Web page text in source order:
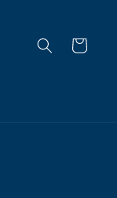
Carrito